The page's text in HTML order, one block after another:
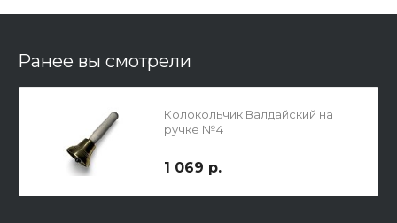
Ранее вы смотрели
Колокольчик Валдайский на
ручке №4
1 069 р.